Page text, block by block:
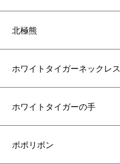
北極熊
ホワイトタイガーネックレス
ホワイトタイガーの手
ポポリボン